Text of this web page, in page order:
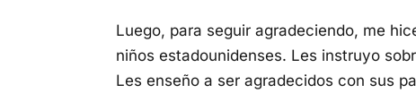
Luego, para seguir agradeciendo, me
niños estadounidenses. Les instruyo
Les enseño a ser agradecidos con sus